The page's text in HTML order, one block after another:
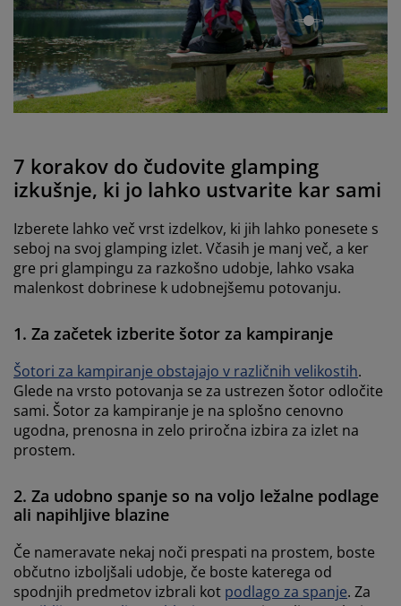
open
7 korakov do čudovite glamping
izkušnje, ki jo lahko ustvarite kar sami
Izberete lahko več vrst izdelkov, ki jih lahko ponesete s
seboj na svoj glamping izlet. Včasih je manj več, a ker
gre pri glampingu za razkošno udobje, lahko vsaka
malenkost dobrinese k udobnejšemu potovanju.
1. Za začetek izberite šotor za kampiranje
Šotori za kampiranje obstajajo v različnih velikostih.
Glede na vrsto potovanja se za ustrezen šotor odločite
sami. Šotor za kampiranje je na splošno cenovno
ugodna, prenosna in zelo priročna izbira za izlet na
prostem.
2. Za udobno spanje so na voljo ležalne podlage
ali napihljive blazine
Če nameravate nekaj noči prespati na prostem, boste
občutno izboljšali udobje, če boste katerega od
spodnjih predmetov izbrali kot podlago za spanje. Za